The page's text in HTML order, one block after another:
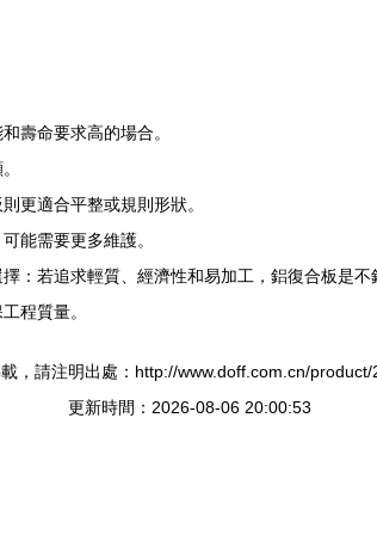
壽命要求高的場合。
更適合平整或規則形狀。
能需要更多維護。
：若追求輕質、經濟性和易加工，鋁復合板是
程質量。
，請注明出處：http://www.doff.com.cn/product/
更新時間：2026-08-06 20:00:53